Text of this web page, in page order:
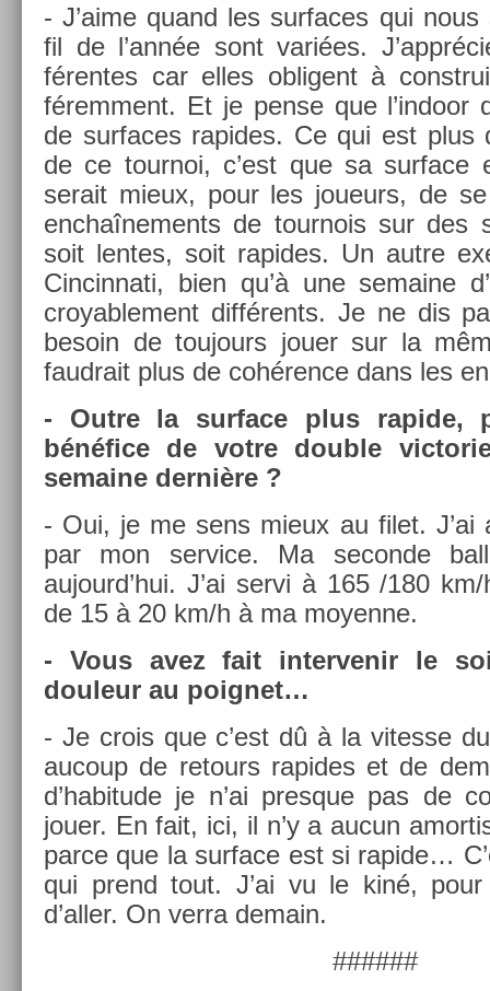
- J’aime quand les sur­faces qui
fil de l’année sont variées.
féren­tes car elles ob­ligent à
férem­ment. Et je pense que l’in­door
de sur­faces rapides. Ce qui est plus
de ce tour­noi, c’est que sa sur­face
serait mieux, pour les joueurs, de
en­chaî­ne­ments de tour­nois sur des
soit len­tes, soit rapides. Un autre
Cin­cinnati, bien qu’à une semaine
croyab­le­ment différents. Je ne dis
be­soin de toujours jouer sur la
faud­rait plus de cohérence dans les
- Outre la sur­face plus rapide,
bénéfice de votre doub­le
semaine dernière ?
- Oui, je me sens mieux au filet. J’ai
par mon ser­vice. Ma secon­de
aujourd’hui. J’ai servi à 165 /180
de 15 à 20 km/h à ma moyen­ne.
- Vous avez fait in­ter­venir le
douleur au poig­net…
- Je crois que c’est dû à la vites­se
aucoup de re­tours rapides et de
d’habitude je n’ai pre­sque pas de
jouer. En fait, ici, il n’y a aucun
parce que la sur­face est si rapide…
qui prend tout. J’ai vu le kiné, pour
d’aller. On verra de­main.
######